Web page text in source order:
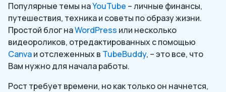
Популярные темы наYouTube – личные финансы,
путешествия, техника и советы по образу жизни.
Простой блог наWordPress или несколько
видеороликов, отредактированных с помощью
Canvaи отслеженных в TubeBuddy, – это все, что
Вам нужно для начала работы.
Рост требует времени, но как только он начнется,